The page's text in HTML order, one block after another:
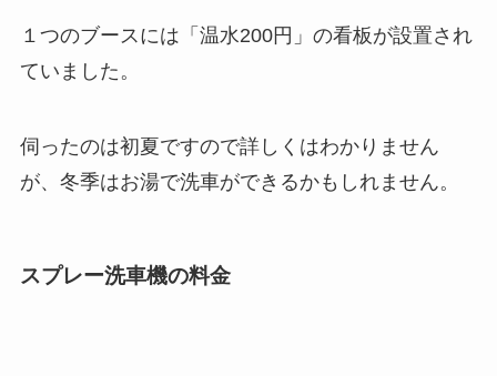
１つのブースには「温水200円」の看板が設置され
ていました。
伺ったのは初夏ですので詳しくはわかりません
が、冬季はお湯で洗車ができるかもしれません。
スプレー洗車機の料金